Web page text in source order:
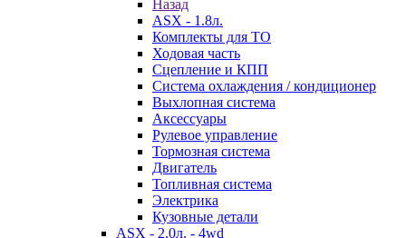
Назад
ASX - 1.8л.
Комплекты для ТО
Ходовая часть
Сцепление и КПП
Система охлаждения / кондиционер
Выхлопная система
Аксессуары
Рулевое управление
Тормозная система
Двигатель
Топливная система
Электрика
Кузовные детали
ASX - 2.0л. - 4wd